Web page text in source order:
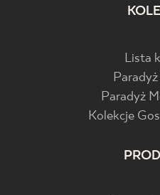
Lista
Paradyż
Kolekcje